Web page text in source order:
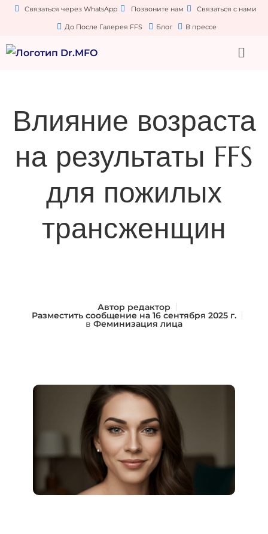
Связаться через WhatsApp Позвоните нам Связаться с нами
До После Галерея FFS Блог В прессе
Влияние возраста
на результаты FFS
для пожилых
трансженщин
Автор редактор
Разместить сообщение на 16 сентября 2025 г.
в Феминизация лица